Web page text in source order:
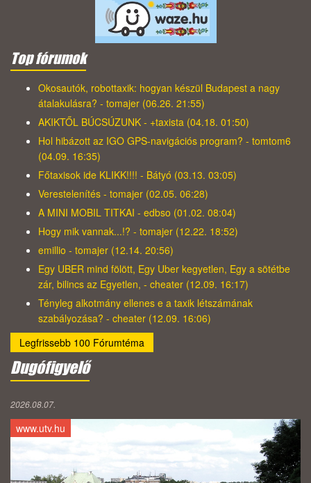
Top fórumok
Okosautók, robottaxik: hogyan készül Budapest a nagy
átalakulásra? - tomajer (06.26. 21:55)
AKIKTŐL BÚCSÚZUNK - +taxista (04.18. 01:50)
Hol hibázott az IGO GPS-navigációs program? - tomtom6
(04.09. 16:35)
Főtaxisok ide KLIKK!!!! - Bátyó (03.13. 03:05)
Verestelenítés - tomajer (02.05. 06:28)
A MINI MOBIL TITKAI - edbso (01.02. 08:04)
Hogy mik vannak...!? - tomajer (12.22. 18:52)
emillio - tomajer (12.14. 20:56)
Egy UBER mind fölött, Egy Uber kegyetlen, Egy a sötétbe
zár, bilincs az Egyetlen, - cheater (12.09. 16:17)
Tényleg alkotmány ellenes e a taxik létszámának
szabályozása? - cheater (12.09. 16:06)
Legfrissebb 100 Fórumtéma
Dugófigyelő
2026.08.07.
www.utv.hu